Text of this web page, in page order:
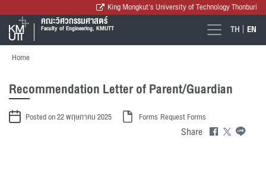
King Mongkut's University of Technology Thonburi
คณะวิศวกรรมศาสตร์
Faculty of Engineering, KMUTT TH EN
Home
Recommendation Letter of Parent/Guardian
Posted on 22 พฤษภาคม 2025 Forms Request Forms
Share